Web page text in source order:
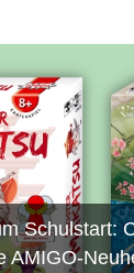
Schulstart:
AMIGO-